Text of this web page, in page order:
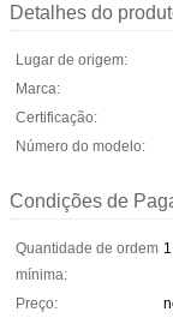
Detalhes do
Lugar de origem:
Marca:
Certificação:
Número do modelo:
Condições de
Quantidade de ordem
mínima:
1
Preço: